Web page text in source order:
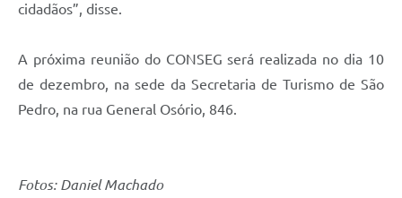
cidadãos”, disse.
A próxima reunião do CONSEG será realizada no dia 10
de dezembro, na sede da Secretaria de Turismo de São
Pedro, na rua General Osório, 846.
Fotos: Daniel Machado